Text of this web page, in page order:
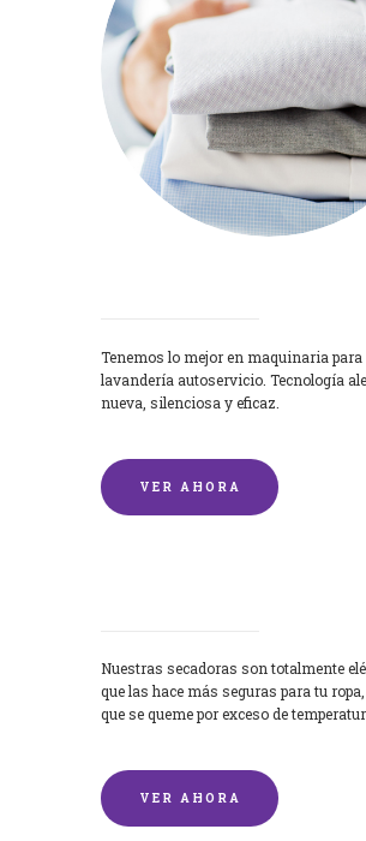
Tenemos lo mejor en maquinaria para
lavandería autoservicio. Tecnología
nueva, silenciosa y eficaz.
VER AHORA
Nuestras secadoras son totalmente
que las hace más seguras para tu
que se queme por exceso de
VER AHORA